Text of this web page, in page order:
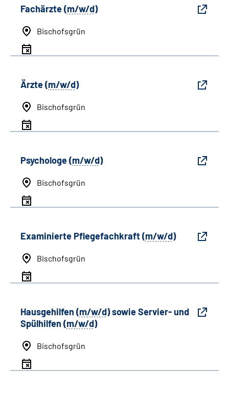
Fachärzte (m/w/d)
Bischofsgrün
Ärzte (m/w/d)
Bischofsgrün
Psychologe (m/w/d)
Bischofsgrün
Examinierte Pflegefachkraft (m/w/d)
Bischofsgrün
Hausgehilfen (m/w/d) sowie Servier- und
Spülhilfen (m/w/d)
Bischofsgrün